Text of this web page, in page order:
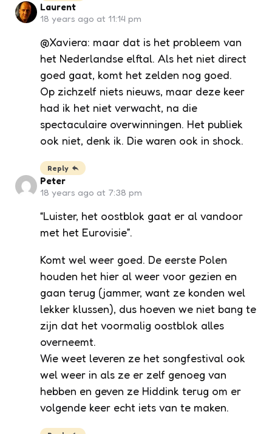
Laurent
18 years ago at 11:14 pm
@Xaviera: maar dat is het probleem van
het Nederlandse elftal. Als het niet direct
goed gaat, komt het zelden nog goed.
Op zichzelf niets nieuws, maar deze keer
had ik het niet verwacht, na die
spectaculaire overwinningen. Het publiek
ook niet, denk ik. Die waren ook in shock.
Reply
Peter
18 years ago at 7:38 pm
“Luister, het oostblok gaat er al vandoor
met het Eurovisie”.
Komt wel weer goed. De eerste Polen
houden het hier al weer voor gezien en
gaan terug (jammer, want ze konden wel
lekker klussen), dus hoeven we niet bang te
zijn dat het voormalig oostblok alles
overneemt.
Wie weet leveren ze het songfestival ook
wel weer in als ze er zelf genoeg van
hebben en geven ze Hiddink terug om er
volgende keer echt iets van te maken.